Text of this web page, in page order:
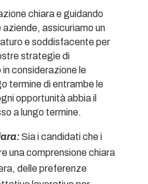
chiara e guidando
assicuriamo un
e soddisfacente per
strategie di
considerazione le
termine di entrambe le
opportunità abbia il
a lungo termine.
Sia i candidati che i
una comprensione chiara
delle preferenze